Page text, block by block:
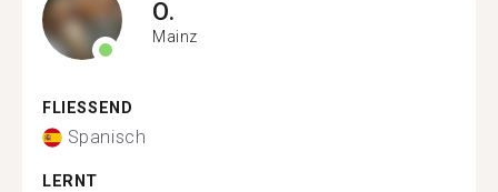
O.
Mainz
FLIESSEND
Spanisch
LERNT